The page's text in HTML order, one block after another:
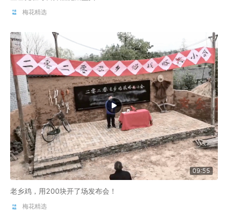
梅花精选
09:55
老乡鸡，用200块开了场发布会！
梅花精选